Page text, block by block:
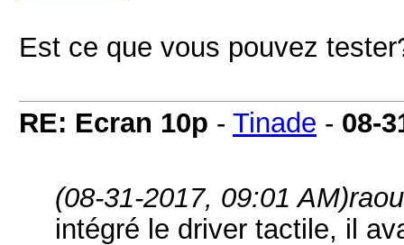
Est ce que vous pouvez
RE: Ecran 10p - Tinade - 08-
(08-31-2017, 09:01 AM)
intégré le driver tactile, il